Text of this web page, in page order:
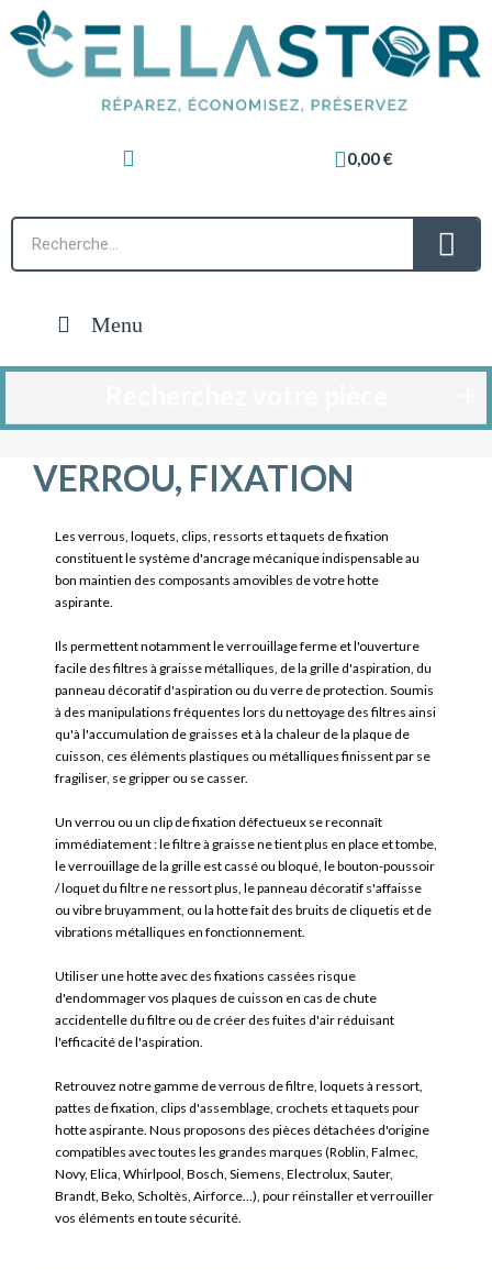
0,00 €
Menu
VERROU, FIXATION
Les verrous, loquets, clips, ressorts et taquets de fixation
constituent le système d'ancrage mécanique indispensable au
bon maintien des composants amovibles de votre hotte
aspirante.
Ils permettent notamment le verrouillage ferme et l'ouverture
facile des filtres à graisse métalliques, de la grille d'aspiration, du
panneau décoratif d'aspiration ou du verre de protection. Soumis
à des manipulations fréquentes lors du nettoyage des filtres ainsi
qu'à l'accumulation de graisses et à la chaleur de la plaque de
cuisson, ces éléments plastiques ou métalliques finissent par se
fragiliser, se gripper ou se casser.
Un verrou ou un clip de fixation défectueux se reconnaît
immédiatement : le filtre à graisse ne tient plus en place et tombe,
le verrouillage de la grille est cassé ou bloqué, le bouton-poussoir
/ loquet du filtre ne ressort plus, le panneau décoratif s'affaisse
ou vibre bruyamment, ou la hotte fait des bruits de cliquetis et de
vibrations métalliques en fonctionnement.
Utiliser une hotte avec des fixations cassées risque
d'endommager vos plaques de cuisson en cas de chute
accidentelle du filtre ou de créer des fuites d'air réduisant
l'efficacité de l'aspiration.
Retrouvez notre gamme de verrous de filtre, loquets à ressort,
pattes de fixation, clips d'assemblage, crochets et taquets pour
hotte aspirante. Nous proposons des pièces détachées d'origine
compatibles avec toutes les grandes marques (Roblin, Falmec,
Novy, Elica, Whirlpool, Bosch, Siemens, Electrolux, Sauter,
Brandt, Beko, Scholtès, Airforce...), pour réinstaller et verrouiller
vos éléments en toute sécurité.